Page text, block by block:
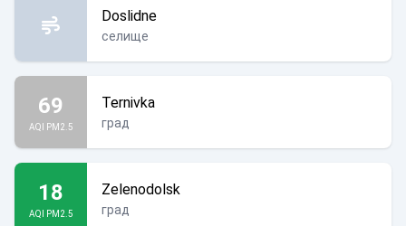
Doslidne
селище
69
AQI PM2.5
Ternivka
град
18
AQI PM2.5
Zelenodolsk
град